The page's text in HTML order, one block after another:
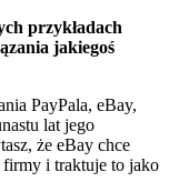
przykładach
jakiegoś
PayPala, eBay,
lat jego
że eBay chce
i traktuje to jako